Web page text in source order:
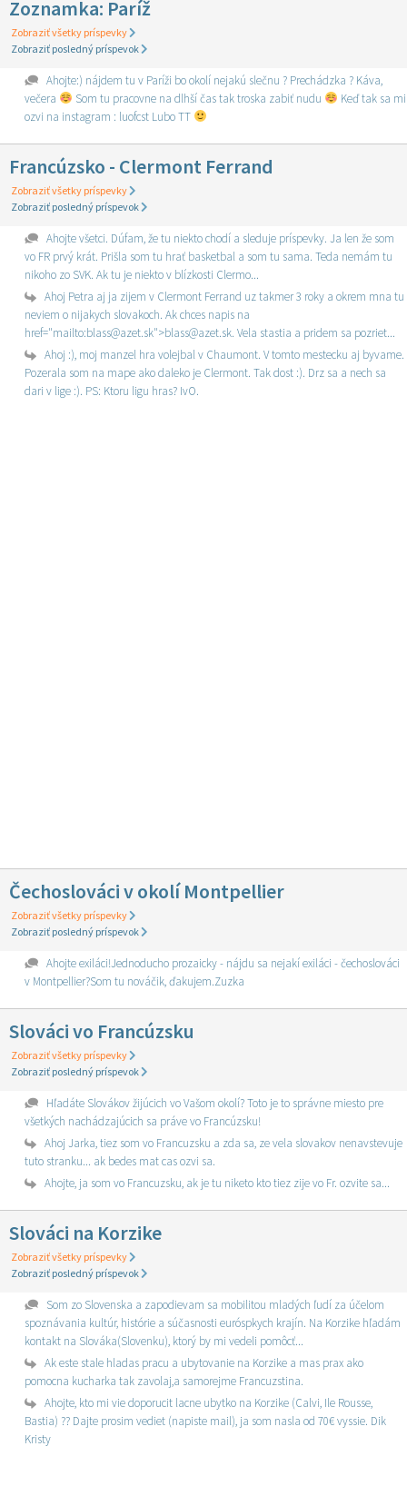
Zoznamka: Paríž
Zobraziť všetky príspevky
Zobraziť posledný príspevok
Ahojte:) nájdem tu v Paríži bo okolí nejakú slečnu ? Prechádzka ? Káva,
večera
Som tu pracovne na dlhší čas tak troska zabiť nudu
Keď tak sa mi
ozvi na instagram : luofcst Lubo TT
Francúzsko - Clermont Ferrand
Zobraziť všetky príspevky
Zobraziť posledný príspevok
Ahojte všetci. Dúfam, že tu niekto chodí a sleduje príspevky. Ja len že som
vo FR prvý krát. Prišla som tu hrať basketbal a som tu sama. Teda nemám tu
nikoho zo SVK. Ak tu je niekto v blízkosti Clermo...
Ahoj Petra aj ja zijem v Clermont Ferrand uz takmer 3 roky a okrem mna tu
neviem o nijakych slovakoch. Ak chces napis na
href="mailto:blass@azet.sk">blass@azet.sk. Vela stastia a pridem sa pozriet...
Ahoj :), moj manzel hra volejbal v Chaumont. V tomto mestecku aj byvame.
Pozerala som na mape ako daleko je Clermont. Tak dost :). Drz sa a nech sa
dari v lige :). PS: Ktoru ligu hras? IvO.
Čechoslováci v okolí Montpellier
Zobraziť všetky príspevky
Zobraziť posledný príspevok
Ahojte exiláci!Jednoducho prozaicky - nájdu sa nejakí exiláci - čechoslováci
v Montpellier?Som tu nováčik, ďakujem.Zuzka
Slováci vo Francúzsku
Zobraziť všetky príspevky
Zobraziť posledný príspevok
Hľadáte Slovákov žijúcich vo Vašom okolí? Toto je to správne miesto pre
všetkých nachádzajúcich sa práve vo Francúzsku!
Ahoj Jarka, tiez som vo Francuzsku a zda sa, ze vela slovakov nenavstevuje
tuto stranku... ak bedes mat cas ozvi sa.
Ahojte, ja som vo Francuzsku, ak je tu niketo kto tiez zije vo Fr. ozvite sa...
Slováci na Korzike
Zobraziť všetky príspevky
Zobraziť posledný príspevok
Som zo Slovenska a zapodievam sa mobilitou mladých ľudí za účelom
spoznávania kultúr, histórie a súčasnosti euróspkych krajín. Na Korzike hľadám
kontakt na Slováka(Slovenku), ktorý by mi vedeli pomôcť...
Ak este stale hladas pracu a ubytovanie na Korzike a mas prax ako
pomocna kucharka tak zavolaj,a samorejme Francuzstina.
Ahojte, kto mi vie doporucit lacne ubytko na Korzike (Calvi, Ile Rousse,
Bastia) ?? Dajte prosim vediet (napiste mail), ja som nasla od 70€ vyssie. Dik
Kristy